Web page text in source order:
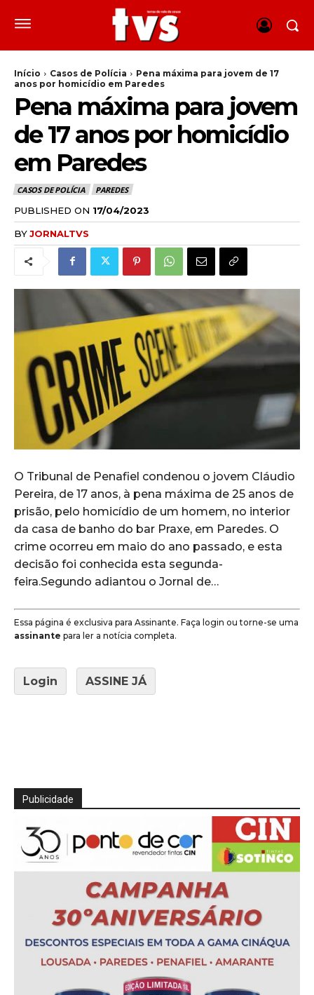
Início Casos de Polícia
Pena máxima para jovem de 17
anos por homicídio em Paredes
Pena máxima para jovem
de 17 anos por homicídio
em Paredes
CASOS DE POLÍCIA PAREDES
PUBLISHED ON 17/04/2023
BYJORNALTVS
O Tribunal de Penafiel condenou o jovem Cláudio
Pereira, de 17 anos, à pena máxima de 25 anos de
prisão, pelo homicídio de um homem, no interior
da casa de banho do bar Praxe, em Paredes. O
crime ocorreu em maio do ano passado, e esta
decisão foi conhecida esta segunda-
feira.Segundo adiantou o Jornal de…
Essa página é exclusiva para Assinante. Faça login ou torne-se uma
assinante para ler a notícia completa.
Login ASSINE JÁ
Publicidade